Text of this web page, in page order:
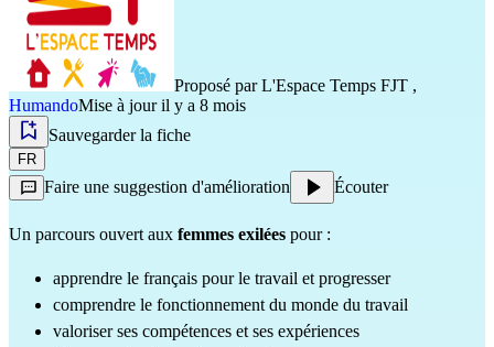
Proposé par L'Espace Temps FJT ,
HumandoMise à jour il y a 8 mois
Sauvegarder la fiche
FR
Faire une suggestion d'amélioration Écouter
Un parcours ouvert aux femmes exilées pour :
apprendre le français pour le travail et progresser
comprendre le fonctionnement du monde du travail
valoriser ses compétences et ses expériences